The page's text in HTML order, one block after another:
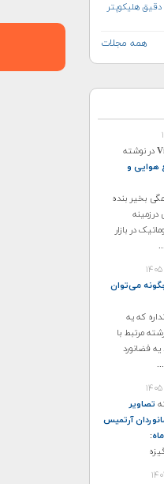
دقيق هليكوپتر
همه مجلات
در نوشته
هوایی و
بخیر بنده
درزمینه
در بازار
می‌توان
که یه
مرتبط با
فضانورد
تصاویر
آرتمیس
: